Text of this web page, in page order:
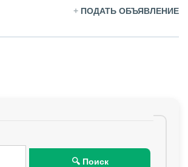
+ ПОДАТЬ ОБЪЯВЛЕНИЕ
🔍 Поиск